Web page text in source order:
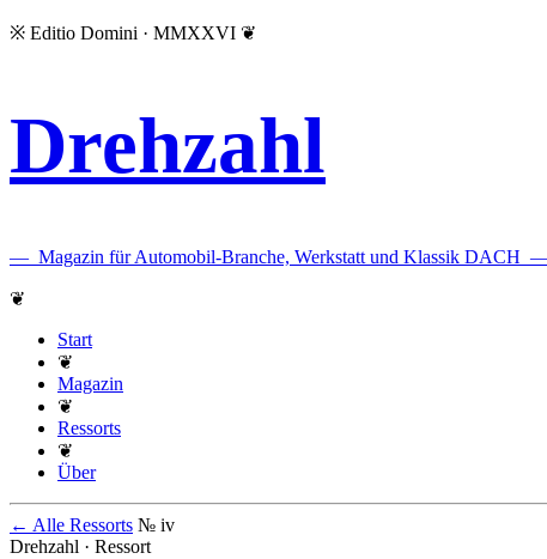
※ Editio Domini · MMXXVI ❦
Drehzahl
— Magazin für Automobil-Branche, Werkstatt und Klassik DACH
❦
Start
❦
Magazin
❦
Ressorts
❦
Über
← Alle Ressorts № iv
Drehzahl · Ressort